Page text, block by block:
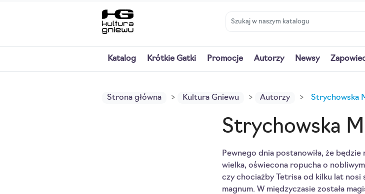
Katalog Krótkie Gatki Promocje Autorzy Newsy
Strona główna Kultura Gniewu Autorzy Strychowska
Strychowska
Pewnego dnia postanowiła, że
wielka, oświecona ropucha o
czy chociażby Tetrisa od kilku lat
magnum. W międzyczasie została